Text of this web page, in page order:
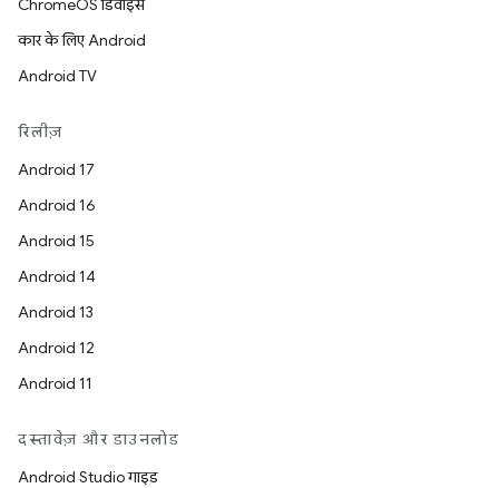
ChromeOS डिवाइस
कार के लिए Android
Android TV
रिलीज़
Android 17
Android 16
Android 15
Android 14
Android 13
Android 12
Android 11
दस्तावेज़ और डाउनलोड
Android Studio गाइड